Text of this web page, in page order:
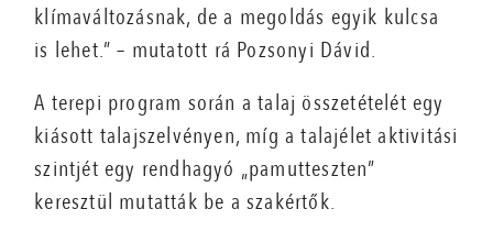
klímaváltozásnak, de a megoldás egyik kulcsa
is lehet.” – mutatott rá Pozsonyi Dávid.
A terepi program során a talaj összetételét egy
kiásott talajszelvényen, míg a talajélet aktivitási
szintjét egy rendhagyó „pamutteszten”
keresztül mutatták be a szakértők.